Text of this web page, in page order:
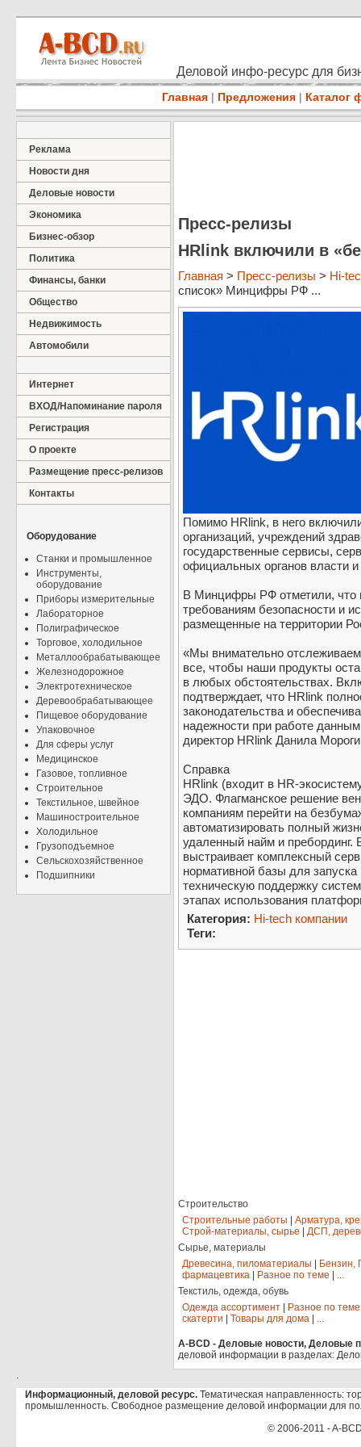
Деловой инфо-ресурс для
Главная | Предложения | Каталог
Реклама
Новости дня
Деловые новости
Экономика
Бизнес-обзор
Политика
Финансы, банки
Общество
Недвижимость
Автомобили
Интернет
ВХОД/Напоминание пароля
Регистрация
О проекте
Размещение пресс-релизов
Контакты
Оборудование
Станки и промышленное
Инструменты,
оборудование
Приборы измерительные
Лабораторное
Полиграфическое
Торговое, холодильное
Металлообрабатывающее
Железнодорожное
Электротехническое
Деревообрабатывающее
Пищевое оборудование
Упаковочное
Для сферы услуг
Медицинское
Газовое, топливное
Строительное
Текстильное, швейное
Машиностроительное
Холодильное
Грузоподъемное
Сельскохозяйственное
Подшипники
Пресс-релизы
HRlink включили в
Главная > Пресс-релизы > Hi-
список» Минцифры РФ ...
Помимо HRlink, в него
организаций, учреждений
государственные сервисы,
официальных органов власти
В Минцифры РФ отметили, что
требованиям безопасности и
размещенные на территории
«Мы внимательно
все, чтобы наши продукты
в любых обстоятельствах.
подтверждает, что HRlink
законодательства и
надежности при работе
директор HRlink Данила
Справка
HRlink (входит в HR-
ЭДО. Флагманское решение
компаниям перейти на
автоматизировать полный
удаленный найм и пребординг.
выстраивает комплексный
нормативной базы для
техническую поддержку
этапах использования
Категория: Hi-tech компании
Теги:
Строительство
Строительные работы
Арматура,
Строй-материалы, сырье
ДСП,
Сырье, материалы
Древесина, пиломатериалы
Бензин,
фармацевтика
Разное по теме
...
Текстиль, одежда, обувь
Одежда ассортимент
Разное по теме
скатерти
Товары для дома ...
A-BCD - Деловые новости, Деловые
деловой информации в разделах:
.
Информационный, деловой ресурс. Тематическая направленность:
промышленность. Свободное размещение деловой информации для
© 2006-2011 - A-